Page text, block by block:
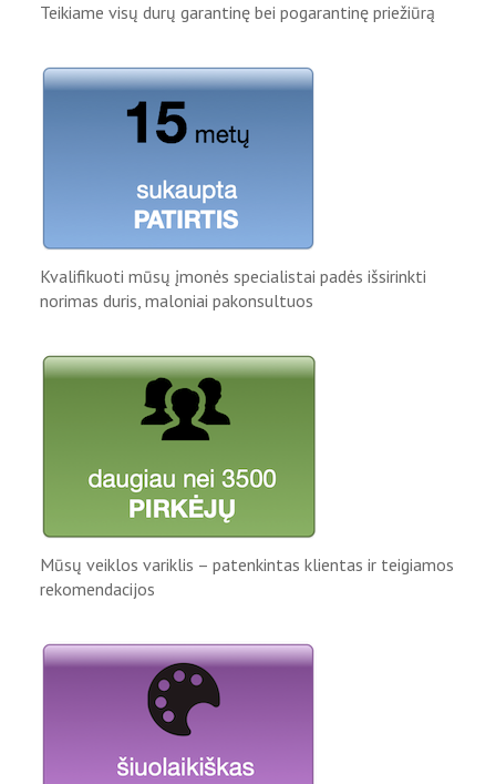
Teikiame visų durų garantinę bei pogarantinę priežiūrą
Kvalifikuoti mūsų įmonės specialistai padės išsirinkti
norimas duris, maloniai pakonsultuos
Mūsų veiklos variklis – patenkintas klientas ir teigiamos
rekomendacijos